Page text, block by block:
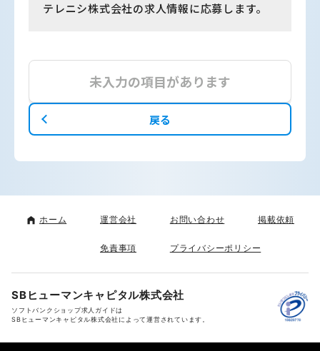
テレニシ株式会社の求人情報に応募します。
未入力の項目があります
戻る
ホーム 運営会社 お問い合わせ 掲載依頼
免責事項 プライバシーポリシー
SBヒューマンキャピタル株式会社
ソフトバンクショップ求人ガイドは
SBヒューマンキャピタル株式会社によって運営されています。